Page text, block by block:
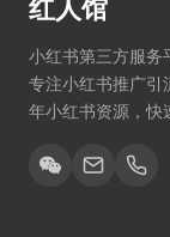
红人馆
小红书第三方服
专注小红书推广引
年小红书资源，快